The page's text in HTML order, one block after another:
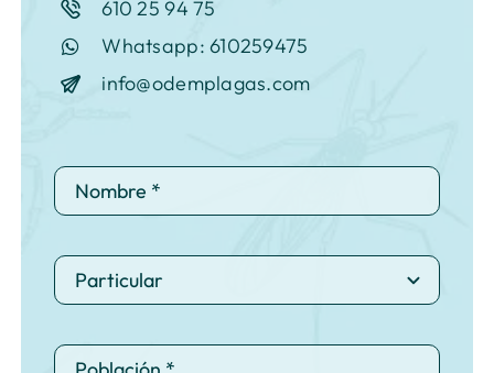
610 25 94 75
Whatsapp: 610259475
info@odemplagas.com